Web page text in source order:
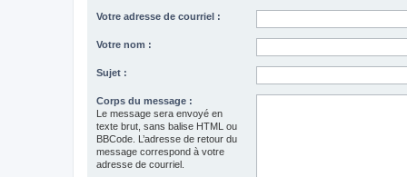
Votre adresse de courriel :
Votre nom :
Sujet :
Corps du message :
Le message sera envoyé en
texte brut, sans balise HTML ou
BBCode. L’adresse de retour du
message correspond à votre
adresse de courriel.